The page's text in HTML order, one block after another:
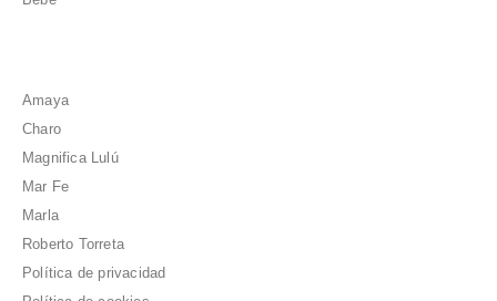
Amaya
Charo
Magnifica Lulú
Mar Fe
Marla
Roberto Torreta
Política de privacidad